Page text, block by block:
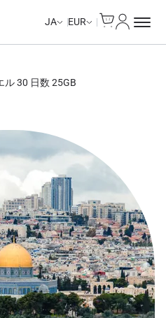
JA EUR
ル 30 日数 25GB